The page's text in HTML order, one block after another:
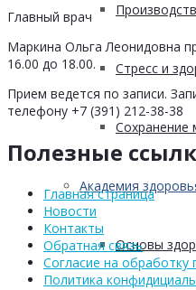
Стресс и
Сохранение
Академия
Основы
Главный врач
Маркина Ольга Леонидовна
16.00 до 18.00.
Прием ведется по записи.
телефону +7 (391) 212-38-38
Полезные
Главная страница
Новости
Контакты
Обратная связь
Согласие на обработку
Политика